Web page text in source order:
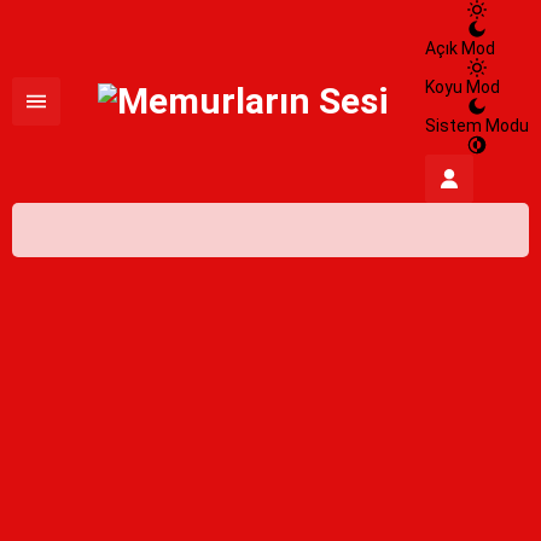
Açık Mod
Koyu Mod
Sistem Modu
İstanbulİlçe Seçin